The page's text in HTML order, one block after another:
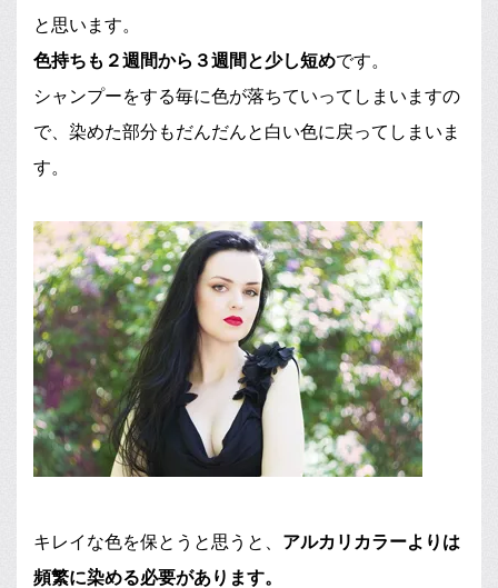
と思います。
色持ちも２週間から３週間と少し短めです。
シャンプーをする毎に色が落ちていってしまいますの
で、染めた部分もだんだんと白い色に戻ってしまいま
す。
キレイな色を保とうと思うと、 アルカリカラーよりは
頻繁に染める必要があります。